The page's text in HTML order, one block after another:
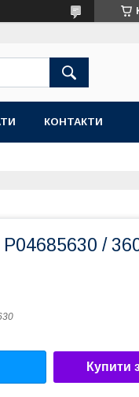
КОНТАКТИ
/
Купити